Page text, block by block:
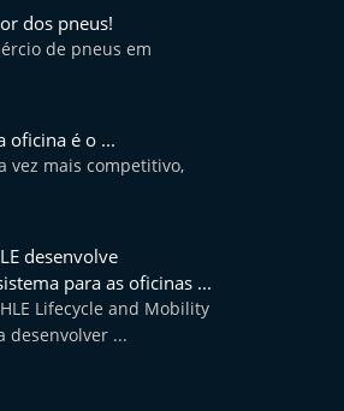
dos pneus!
de pneus em
oficina é o ...
vez mais competitivo,
desenvolve
para as oficinas ...
Lifecycle and Mobility
desenvolver ...